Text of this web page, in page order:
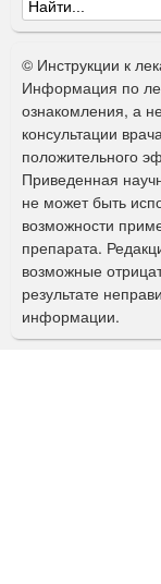
Ф
о
р
м
а
п
о
и
с
к
© Инструкции к
Информация по
ознакомления, а
консультации
положительного
Приведенная
не может быть
возможности
препарата.
возможные
результате
информации.